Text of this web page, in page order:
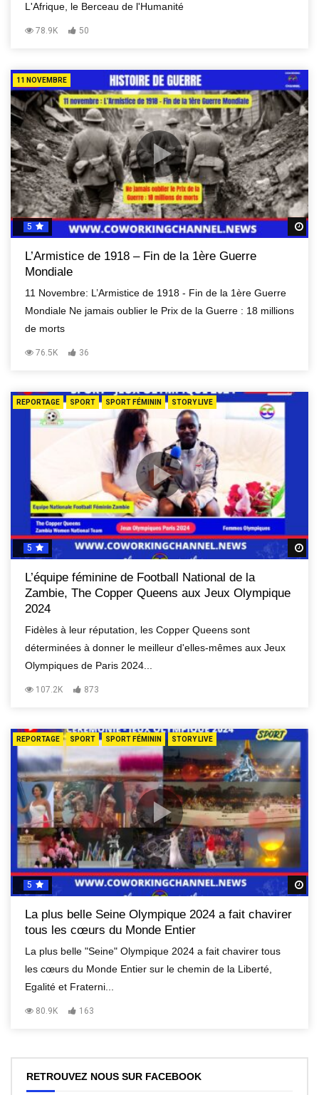
L'Afrique, le Berceau de l'Humanité
78.9K 50
11 NOVEMBRE
5
L’Armistice de 1918 – Fin de la 1ère Guerre
Mondiale
11 Novembre: L’Armistice de 1918 - Fin de la 1ère Guerre
Mondiale Ne jamais oublier le Prix de la Guerre : 18 millions
de morts
76.5K 36
REPORTAGE SPORT SPORT FÉMININ STORY LIVE
5
L’équipe féminine de Football National de la
Zambie, The Copper Queens aux Jeux Olympique
2024
Fidèles à leur réputation, les Copper Queens sont
déterminées à donner le meilleur d'elles-mêmes aux Jeux
Olympiques de Paris 2024...
107.2K 873
REPORTAGE SPORT SPORT FÉMININ STORY LIVE
5
La plus belle Seine Olympique 2024 a fait chavirer
tous les cœurs du Monde Entier
La plus belle "Seine" Olympique 2024 a fait chavirer tous
les cœurs du Monde Entier sur le chemin de la Liberté,
Egalité et Fraterni...
80.9K 163
RETROUVEZ NOUS SUR FACEBOOK